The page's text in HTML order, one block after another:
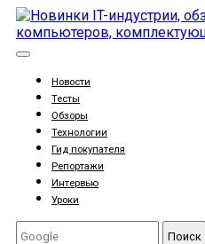
Новости
Тесты
Обзоры
Технологии
Гид покупателя
Репортажи
Интервью
Уроки
Поиск